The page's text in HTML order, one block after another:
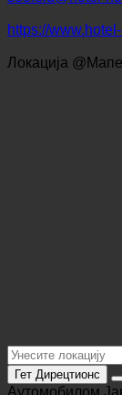
+43 5212 2211
seefeld@hotel-
https://